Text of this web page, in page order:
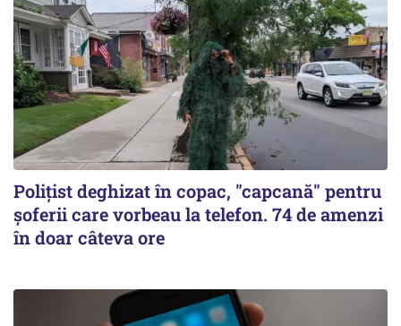
Polițist deghizat în copac, "capcană" pentru
șoferii care vorbeau la telefon. 74 de amenzi
în doar câteva ore